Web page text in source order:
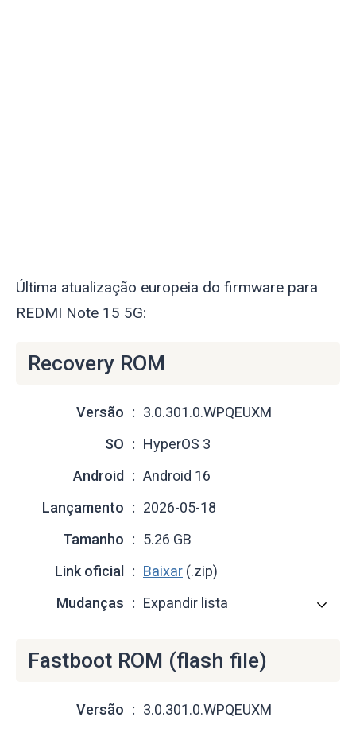
Última atualização europeia do firmware para
REDMI Note 15 5G:
Recovery ROM
Versão
3.0.301.0.WPQEUXM
SO
HyperOS 3
Android
Android 16
Lançamento
2026-05-18
Tamanho
5.26 GB
Link oficial
Baixar (.zip)
Mudanças
Expandir lista
Fastboot ROM (flash file)
Versão
3.0.301.0.WPQEUXM